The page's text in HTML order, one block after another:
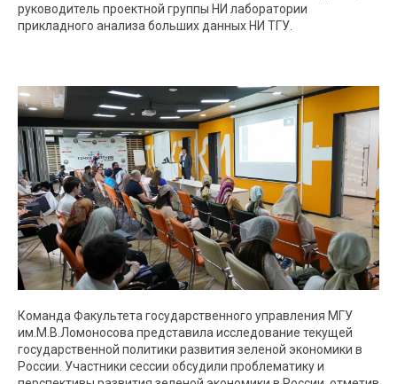
руководитель проектной группы НИ лаборатории
прикладного анализа больших данных НИ ТГУ.
Команда Факультета государственного управления МГУ
им.М.В.Ломоносова представила исследование текущей
государственной политики развития зеленой экономики в
России. Участники сессии обсудили проблематику и